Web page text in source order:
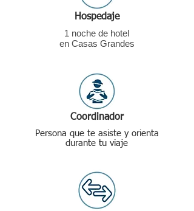
Hospedaje
1 noche de hotel
en Casas Grandes
Coordinador
Persona que te asiste y orienta
durante tu viaje